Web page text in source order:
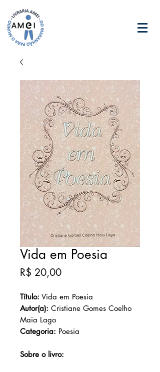
Vida em Poesia
R$ 20,00Preço
Título: Vida em Poesia
Autor(a): Cristiane Gomes Coelho
Maia Lago
Categoria: Poesia
Sobre o livro: